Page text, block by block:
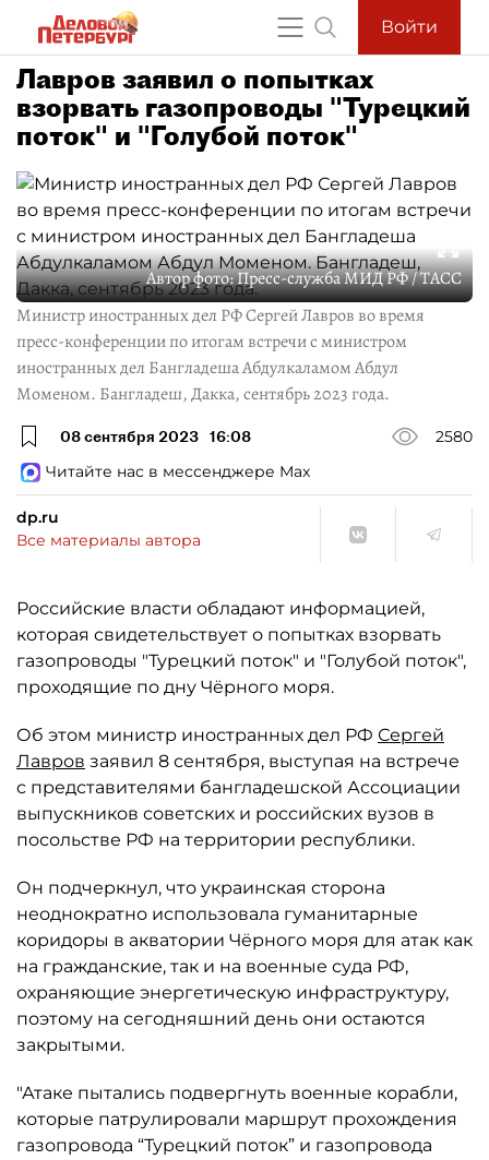
Войти
Лавров заявил о попытках
взорвать газопроводы "Турецкий
поток" и "Голубой поток"
Автор фото:Пресс-служба МИД РФ / ТАСС
Министр иностранных дел РФ Сергей Лавров во время
пресс-конференции по итогам встречи с министром
иностранных дел Бангладеша Абдулкаламом Абдул
Моменом. Бангладеш, Дакка, сентябрь 2023 года.
08 сентября 2023 16:08
2580
Читайте нас в мессенджере Max
dp.ru
Все материалы автора
Российские власти обладают информацией,
которая свидетельствует о попытках взорвать
газопроводы "Турецкий поток" и "Голубой поток",
проходящие по дну Чёрного моря.
Об этом министр иностранных дел РФ Сергей
Лавров заявил 8 сентября, выступая на встрече
с представителями бангладешской Ассоциации
выпускников советских и российских вузов в
посольстве РФ на территории республики.
Он подчеркнул, что украинская сторона
неоднократно использовала гуманитарные
коридоры в акватории Чёрного моря для атак как
на гражданские, так и на военные суда РФ,
охраняющие энергетическую инфраструктуру,
поэтому на сегодняшний день они остаются
закрытыми.
"Атаке пытались подвергнуть военные корабли,
которые патрулировали маршрут прохождения
газопровода “Турецкий поток” и газопровода